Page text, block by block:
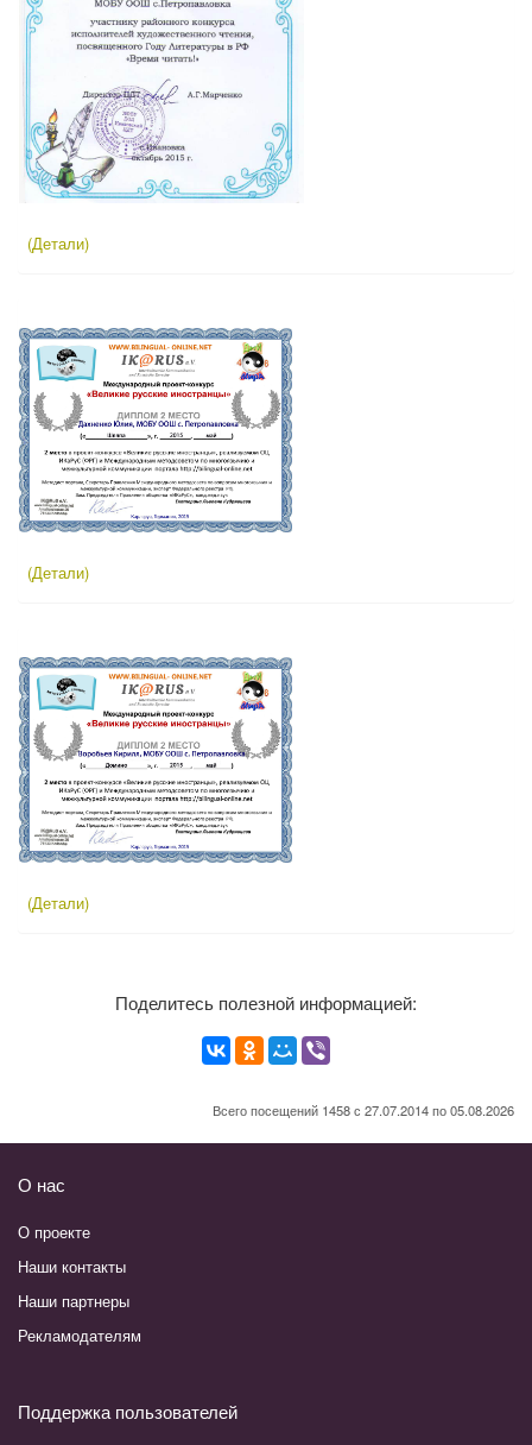
(Детали)
(Детали)
(Детали)
Поделитесь полезной информацией:
Всего посещений 1458 с 27.07.2014 по 05.08.2026
О нас
О проекте
Наши контакты
Наши партнеры
Рекламодателям
Поддержка пользователей